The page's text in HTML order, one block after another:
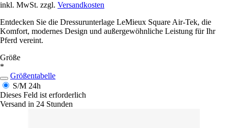
inkl. MwSt. zzgl. Versandkosten
Entdecken Sie die Dressurunterlage LeMieux Square Air-Tek, die
Komfort, modernes Design und außergewöhnliche Leistung für Ihr
Pferd vereint.
Größe
*
Größentabelle
S/M 24h
Dieses Feld ist erforderlich
Versand in 24 Stunden